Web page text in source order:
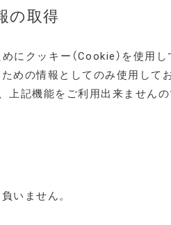
の取得
クッキー（Cookie）を使用
の情報としてのみ使用して
記機能をご利用出来ませんの
いません。